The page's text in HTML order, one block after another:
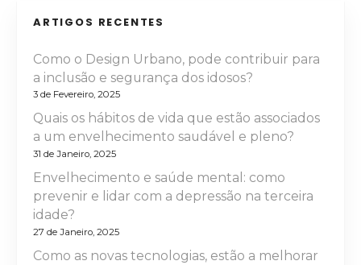
ARTIGOS RECENTES
Como o Design Urbano, pode contribuir para
a inclusão e segurança dos idosos?
3 de Fevereiro, 2025
Quais os hábitos de vida que estão associados
a um envelhecimento saudável e pleno?
31 de Janeiro, 2025
Envelhecimento e saúde mental: como
prevenir e lidar com a depressão na terceira
idade?
27 de Janeiro, 2025
Como as novas tecnologias, estão a melhorar